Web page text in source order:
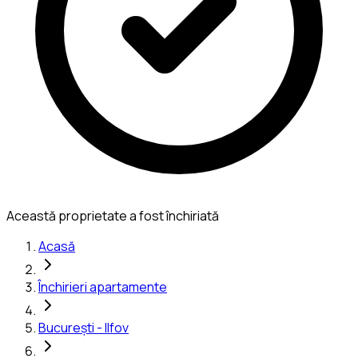
Această proprietate a fost închiriată
Acasă
Închirieri apartamente
București - Ilfov